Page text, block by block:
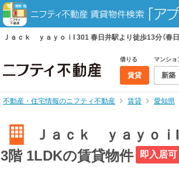
Ｊａｃｋ ｙａｙｏｉI 301 春日井駅より徒歩13分（春
借りる
賃貸
マンショ
新築
不動産・住宅情報のニフティ不動産 賃貸 愛知県
Ｊａｃｋ ｙａｙｏｉI
3階 1LDKの賃貸物件
即入居可